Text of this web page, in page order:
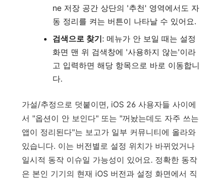
ne 저장 공간 상단의 '추천' 영역에서도 자
동 정리를 켜는 버튼이 나타날 수 있어요.
검색으로 찾기: 메뉴가 안 보일 때는 설정
화면 맨 위 검색창에 '사용하지 않는'이라
고 입력하면 해당 항목으로 바로 이동합니
다.
가설/추정으로 덧붙이면, iOS 26 사용자들 사이에
서 "옵션이 안 보인다" 또는 "꺼놨는데도 자주 쓰는
앱이 정리된다"는 보고가 일부 커뮤니티에 올라와
있습니다. 이는 버전별로 설정 위치가 바뀌었거나
일시적 동작 이슈일 가능성이 있어요. 정확한 동작
은 본인 기기의 현재 iOS 버전과 설정 화면에서 직